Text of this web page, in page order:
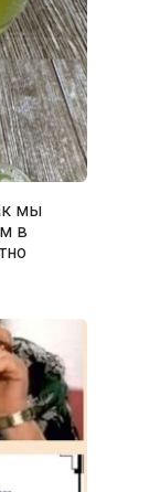
мы
в